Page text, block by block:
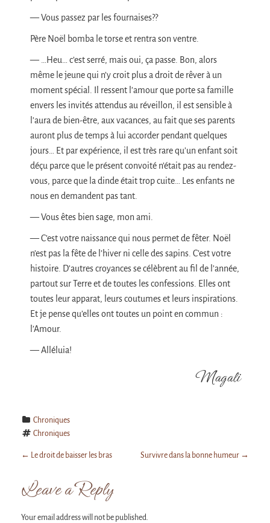
— Vous passez par les fournaises??
Père Noël bomba le torse et rentra son ventre.
— …Heu… c’est serré, mais oui, ça passe. Bon, alors
même le jeune qui n’y croit plus a droit de rêver à un
moment spécial. Il ressent l’amour que porte sa famille
envers les invités attendus au réveillon, il est sensible à
l’aura de bien-être, aux vacances, au fait que ses parents
auront plus de temps à lui accorder pendant quelques
jours… Et par expérience, il est très rare qu’un enfant soit
déçu parce que le présent convoité n’était pas au rendez-
vous, parce que la dinde était trop cuite… Les enfants ne
nous en demandent pas tant.
— Vous êtes bien sage, mon ami.
— C’est votre naissance qui nous permet de fêter. Noël
n’est pas la fête de l’hiver ni celle des sapins. C’est votre
histoire. D’autres croyances se célèbrent au fil de l’année,
partout sur Terre et de toutes les confessions. Elles ont
toutes leur apparat, leurs coutumes et leurs inspirations.
Et je pense qu’elles ont toutes un point en commun :
l’Amour.
— Alléluia!
Magali
Chroniques
Chroniques
P
o
← Le droit de baisser les bras Survivre dans la bonne humeur →
Leave a Reply
Your email address will not be published.